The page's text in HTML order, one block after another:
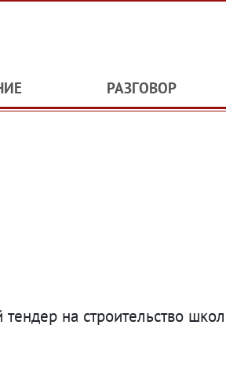
РАЗГОВОР
на строительство